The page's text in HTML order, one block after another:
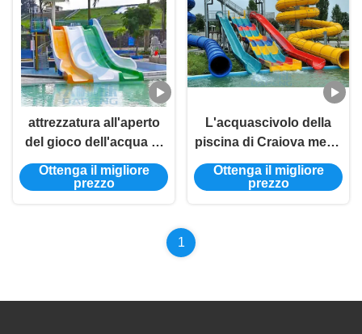
attrezzatura all'aperto
del gioco dell'acqua di
1.8M Mat Racer Water
Slide Children FRP
Ottenga il migliore
prezzo
L'acquascivolo della
piscina di Craiova mette
gli scorrevoli enormi del
parco dell'acqua della
Ottenga il migliore
prezzo
1